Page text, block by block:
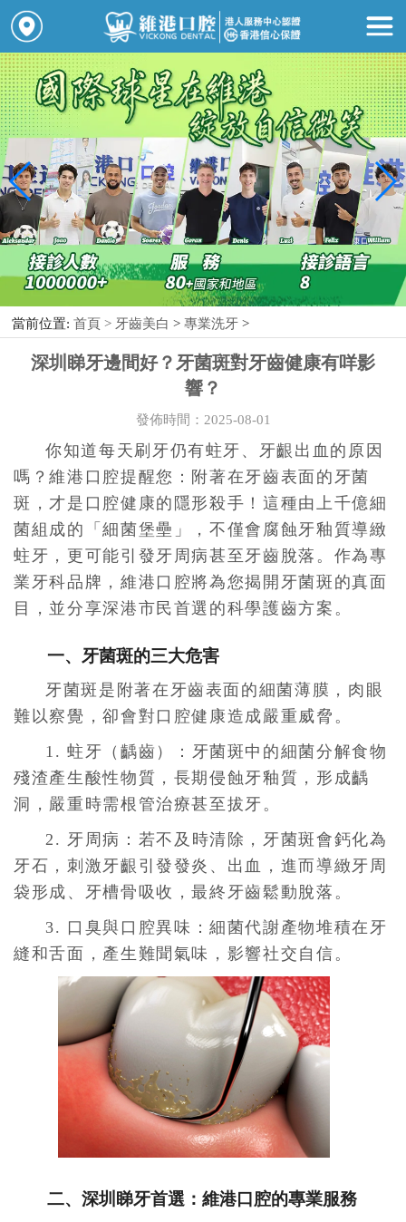
當前位置: 首頁 > 牙齒美白 >專業洗牙 >
深圳睇牙邊間好？牙菌斑對牙齒健康有咩影
響？
發佈時間：2025-08-01
你知道每天刷牙仍有蛀牙、牙齦出血的原因
嗎？維港口腔提醒您：附著在牙齒表面的牙菌
斑，才是口腔健康的隱形殺手！這種由上千億細
菌組成的「細菌堡壘」，不僅會腐蝕牙釉質導緻
蛀牙，更可能引發牙周病甚至牙齒脫落。作為專
業牙科品牌，維港口腔將為您揭開牙菌斑的真面
目，並分享深港市民首選的科學護齒方案。
一、牙菌斑的三大危害
牙菌斑是附著在牙齒表面的細菌薄膜，肉眼
難以察覺，卻會對口腔健康造成嚴重威脅。
1. 蛀牙（齲齒）：牙菌斑中的細菌分解食物
殘渣產生酸性物質，長期侵蝕牙釉質，形成齲
洞，嚴重時需根管治療甚至拔牙。
2. 牙周病：若不及時清除，牙菌斑會鈣化為
牙石，刺激牙齦引發發炎、出血，進而導緻牙周
袋形成、牙槽骨吸收，最終牙齒鬆動脫落。
3. 口臭與口腔異味：細菌代謝產物堆積在牙
縫和舌面，產生難聞氣味，影響社交自信。
二、深圳睇牙首選：維港口腔的專業服務